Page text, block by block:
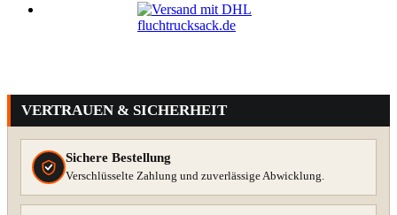
VERTRAUEN & SICHERHEIT
Sichere Bestellung
Verschlüsselte Zahlung und zuverlässige Abwicklung.